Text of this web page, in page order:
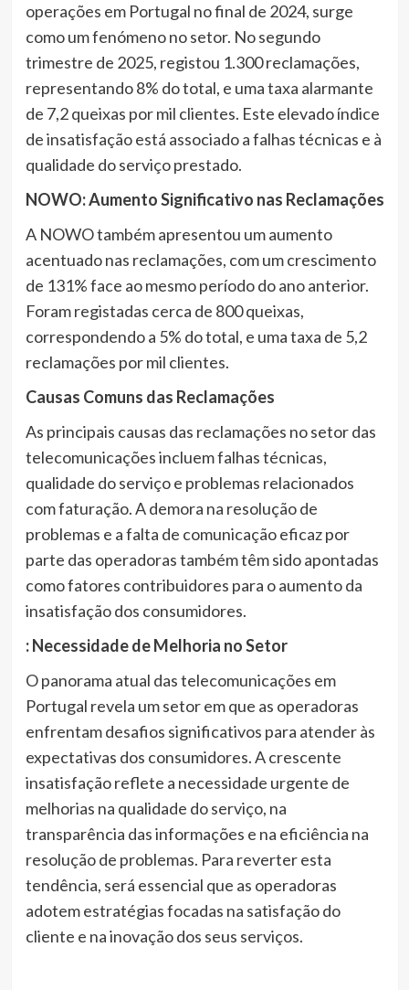
operações em Portugal no final de 2024, surge
como um fenómeno no setor. No segundo
trimestre de 2025, registou 1.300 reclamações,
representando 8% do total, e uma taxa alarmante
de 7,2 queixas por mil clientes. Este elevado índice
de insatisfação está associado a falhas técnicas e à
qualidade do serviço prestado.
NOWO: Aumento Significativo nas Reclamações
A NOWO também apresentou um aumento
acentuado nas reclamações, com um crescimento
de 131% face ao mesmo período do ano anterior.
Foram registadas cerca de 800 queixas,
correspondendo a 5% do total, e uma taxa de 5,2
reclamações por mil clientes.
Causas Comuns das Reclamações
As principais causas das reclamações no setor das
telecomunicações incluem falhas técnicas,
qualidade do serviço e problemas relacionados
com faturação. A demora na resolução de
problemas e a falta de comunicação eficaz por
parte das operadoras também têm sido apontadas
como fatores contribuidores para o aumento da
insatisfação dos consumidores.
: Necessidade de Melhoria no Setor
O panorama atual das telecomunicações em
Portugal revela um setor em que as operadoras
enfrentam desafios significativos para atender às
expectativas dos consumidores. A crescente
insatisfação reflete a necessidade urgente de
melhorias na qualidade do serviço, na
transparência das informações e na eficiência na
resolução de problemas. Para reverter esta
tendência, será essencial que as operadoras
adotem estratégias focadas na satisfação do
cliente e na inovação dos seus serviços.